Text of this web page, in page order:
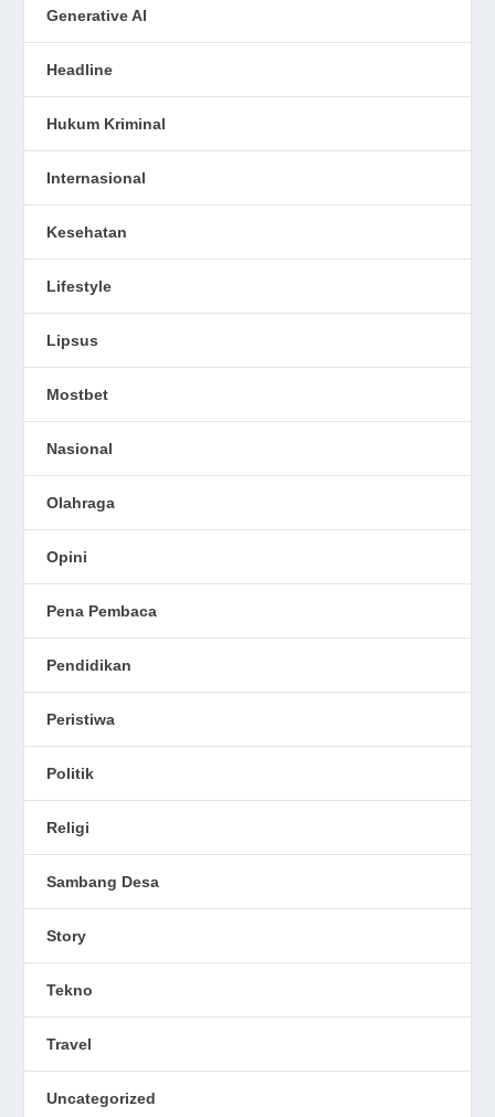
Generative AI
Headline
Hukum Kriminal
Internasional
Kesehatan
Lifestyle
Lipsus
Mostbet
Nasional
Olahraga
Opini
Pena Pembaca
Pendidikan
Peristiwa
Politik
Religi
Sambang Desa
Story
Tekno
Travel
Uncategorized